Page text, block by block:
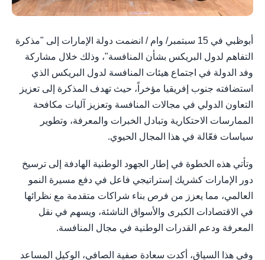
أبوظبي في 15 سبتمبر/ وام / انضمت دولة الإمارات إلى "مذكرة
التفاهم لدول البريكس بشأن المنافسة"، وذلك خلال مشاركة
وفد الدولة في اجتماع هيئات المنافسة لدول البريكس الذي
استضافته جنوب إفريقيا مؤخراً، حيث تهدف المذكرة إلى تعزيز
التعاون الدولي في مجالات المنافسة وتعزيز آليات مكافحة
الممارسات الاحتكارية وتبادل الخبرات والمعرفة، وتطوير
سياسات فعّالة في هذا المجال الحيوي.
وتأتي هذه الخطوة في إطار الجهود الوطنية الهادفة إلى ترسيخ
دور الإمارات كشريك إستراتيجي فاعل في دفع مسيرة النمو
العالمي، مما يعزز من فرص بناء شراكات متقدمة مع نظرائها
في الاقتصادات الكبرى والأسواق الناشئة، ويسهم في نقل
المعرفة ودعم القدرات الوطنية في مجال المنافسة.
وفي هذا السياق، أكدت سعادة صفية الصافي، الوكيل المساعد